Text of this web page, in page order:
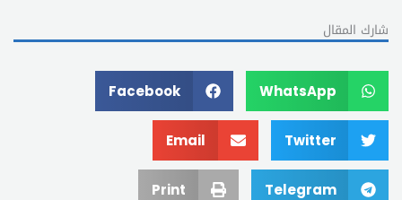
شارك المقال
WhatsApp
Facebook
Twitter
Email
Telegram
Print